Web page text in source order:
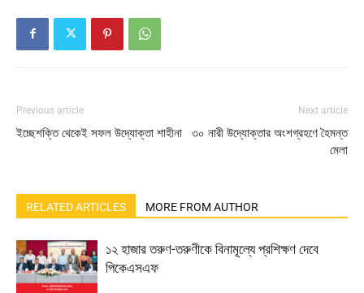
Previous article
ইচ্ছেশক্তি থেকেই সফল উদ্যোক্তা শাহীনা
Next article
৩০ নারী উদ্যোক্তার অংশগ্রহণে হৈমন্ত
মেলা
RELATED ARTICLES MORE FROM AUTHOR
১২ হাজার তরুণ-তরুণীকে বিনামূল্যে প্রশিক্ষণ দেবে
পিকেএসএফ